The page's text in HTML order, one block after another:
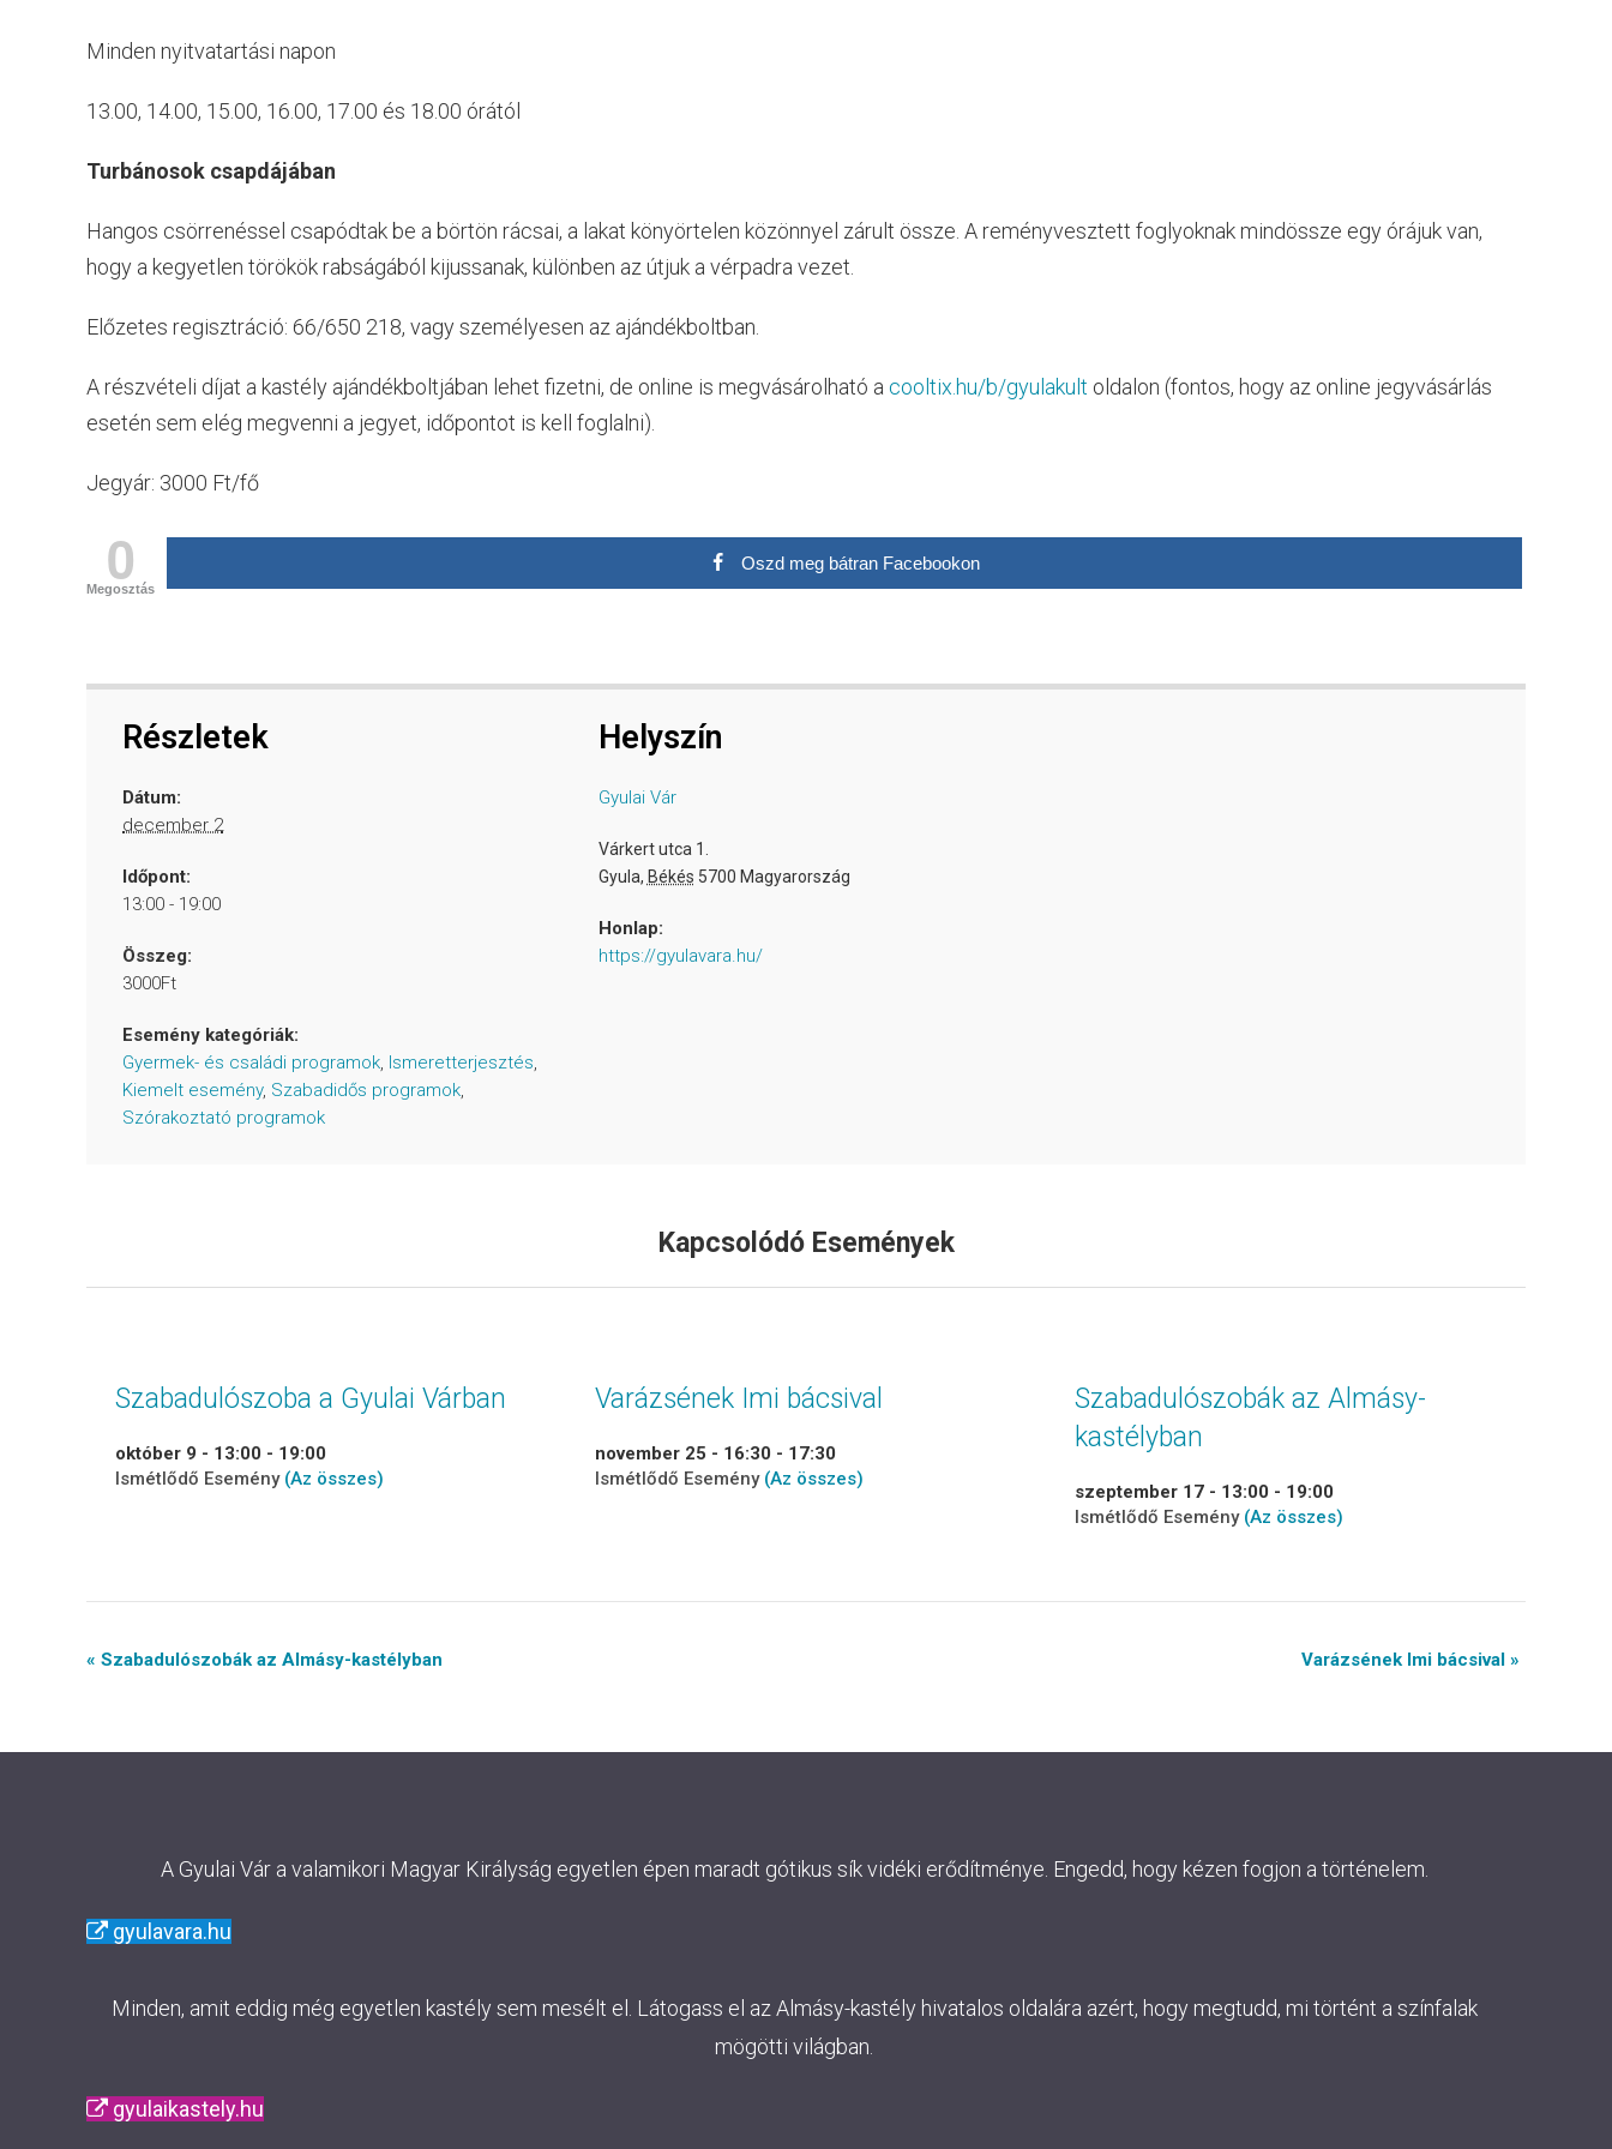
Minden nyitvatartási napon
13.00, 14.00, 15.00, 16.00, 17.00 és 18.00 órától
Turbánosok csapdájában
Hangos csörrenéssel csapódtak be a börtön rácsai, a lakat könyörtelen közönnyel zárult össze. A reményvesztett foglyoknak mindössze egy órájuk van,
hogy a kegyetlen törökök rabságából kijussanak, különben az útjuk a vérpadra vezet.
Előzetes regisztráció: 66/650 218, vagy személyesen az ajándékboltban.
A részvételi díjat a kastély ajándékboltjában lehet fizetni, de online is megvásárolható a cooltix.hu/b/gyulakult oldalon (fontos, hogy az online jegyvásárlás
esetén sem elég megvenni a jegyet, időpontot is kell foglalni).
Jegyár: 3000 Ft/fő
0
Megosztás
Oszd meg bátran Facebookon
Részletek
Dátum:
december 2
Időpont:
13:00 - 19:00
Összeg:
3000Ft
Esemény kategóriák:
Gyermek- és családi programok Ismeretterjesztés
Kiemelt esemény, Szabadidős programok
Szórakoztató programok
Helyszín
Gyulai Vár
Várkert utca 1.
Gyula, Békés 5700 Magyarország
Honlap:
https://gyulavara.hu/
Kapcsolódó Események
Szabadulószoba a Gyulai Várban
október 9 - 13:00 - 19:00
Ismétlődő Esemény (Az összes)
Varázsének Imi bácsival
november 25 - 16:30 - 17:30
Ismétlődő Esemény (Az összes)
Szabadulószobák az Almásy-
kastélyban
szeptember 17 - 13:00 - 19:00
Ismétlődő Esemény (Az összes)
Event
« Szabadulószobák az Almásy-kastélyban Varázsének Imi bácsival »
A Gyulai Vár a valamikori Magyar Királyság egyetlen épen maradt gótikus sík vidéki erődítménye. Engedd, hogy kézen fogjon a történelem.
gyulavara.hu
Minden, amit eddig még egyetlen kastély sem mesélt el. Látogass el az Almásy-kastély hivatalos oldalára azért, hogy megtudd, mi történt a színfalak
mögötti világban.
gyulaikastely.hu